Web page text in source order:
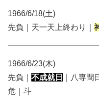
1966/6/18(土)
先負｜天一天上終わり｜
1966/6/23(木)
先負｜ 不成就日 ｜八専間
危｜斗